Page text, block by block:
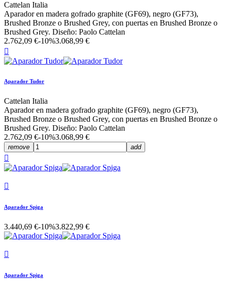
Cattelan Italia
Aparador en madera gofrado graphite (GF69), negro (GF73),
Brushed Bronze o Brushed Grey, con puertas en Brushed Bronze o
Brushed Grey. Diseño: Paolo Cattelan
2.762,09 €-10%3.068,99 €

Aparador Tudor
Cattelan Italia
Aparador en madera gofrado graphite (GF69), negro (GF73),
Brushed Bronze o Brushed Grey, con puertas en Brushed Bronze o
Brushed Grey. Diseño: Paolo Cattelan
2.762,09 €-10%3.068,99 €
remove add


Aparador Spiga
3.440,69 €-10%3.822,99 €

Aparador Spiga